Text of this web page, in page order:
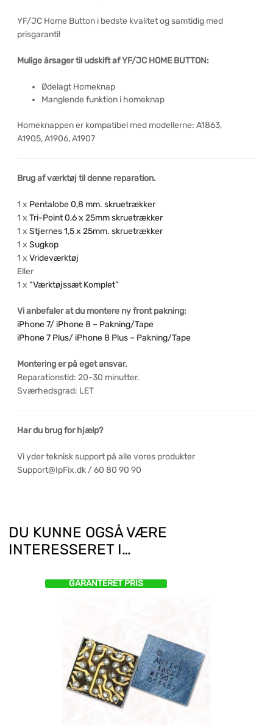
YF/JC Home Button i bedste kvalitet og samtidig med
prisgaranti!
Mulige årsager til udskift af YF/JC HOME BUTTON:
Ødelagt Homeknap
Manglende funktion i homeknap
Homeknappen er kompatibel med modellerne: A1863,
A1905, A1906, A1907
Brug af værktøj til denne reparation.
1 x Pentalobe 0,8 mm. skruetrækker
1 x Tri-Point 0,6 x 25mm skruetrækker
1 x Stjernes 1,5 x 25mm. skruetrækker
1 x Sugkop
1 x Vrideværktøj
Eller
1 x “Værktøjssæt Komplet”
Vi anbefaler at du montere ny front pakning:
iPhone 7/ iPhone 8 – Pakning/Tape
iPhone 7 Plus/ iPhone 8 Plus – Pakning/Tape
Montering er på eget ansvar.
Reparationstid: 20-30 minutter.
Sværhedsgrad: LET
Har du brug for hjælp?
Vi yder teknisk support på alle vores produkter
Support@IpFix.dk / 60 80 90 90
DU KUNNE OGSÅ VÆRE
INTERESSERET I…
GARANTERET PRIS